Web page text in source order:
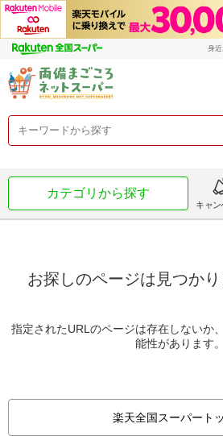
身
カテゴリから探す
キャン
お探しのページは見つかり
指定されたURLのページは存在しないか
能性があります。
楽天全国スーパート